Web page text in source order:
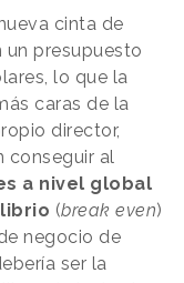
cinta de
presupuesto
lo que la
caras de la
director,
conseguir al
a nivel global
(break even)
negocio de
ser la